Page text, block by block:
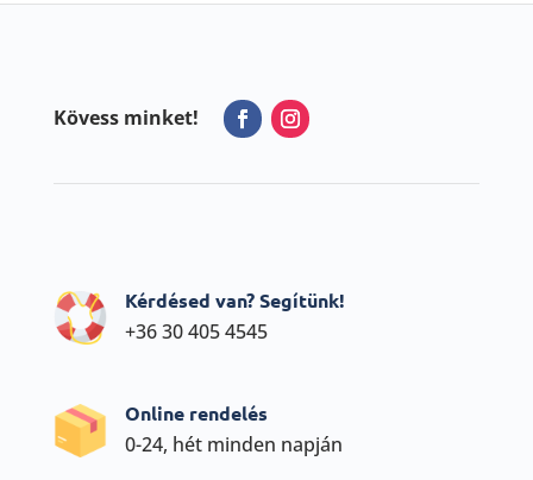
Kövess minket!
Kérdésed van? Segítünk!
+36 30 405 4545
Online rendelés
0-24, hét minden napján